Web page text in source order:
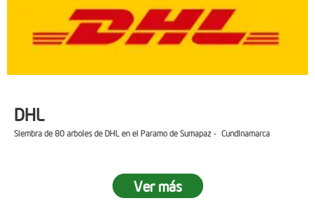
DHL
Siembra de 80 arboles de DHL en el Paramo de Sumapaz - Cundinamarca
Ver más